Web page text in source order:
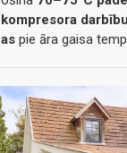
pie āra gaisa